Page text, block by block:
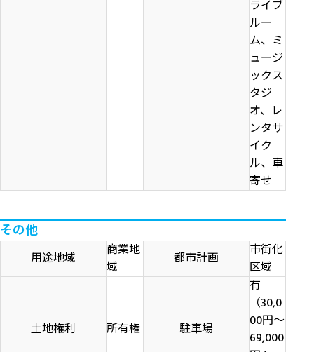
ライブ
ルー
ム、ミ
ュージ
ックス
タジ
オ、レ
ンタサ
イク
ル、車
寄せ
その他
用途地域
商業地
域
都市計画
市街化
区域
土地権利 所有権 駐車場
有
（30,0
00円～
69,000